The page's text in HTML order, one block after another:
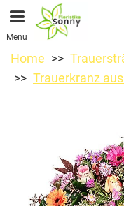
Menu
Home
Trauerkranz